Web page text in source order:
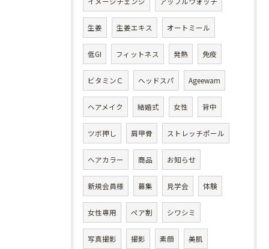
生姜 生姜エキス オートミール
低GI フィットネス 発熱 免疫
ビタミンＣ ヘッドスパ Ageewam
ヘアメイク 結婚式 女性 背中
ツボ押し 肩甲骨 ストレッチポール
ヘアカラー 商品 お知らせ
新規会員様 募集 見学会 体験
女性専用 ペア割 シワシミ
写真撮影 撮影 素顔 美肌